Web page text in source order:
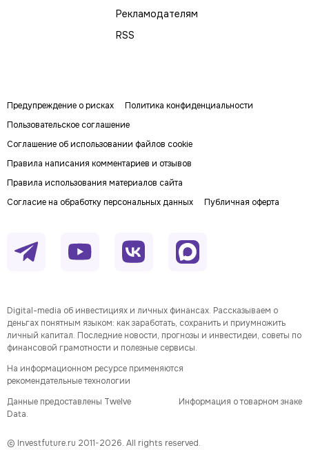
Рекламодателям
RSS
Предупреждение о рисках
Политика конфиденциальности
Пользовательское соглашение
Соглашение об использовании файлов cookie
Правила написания комментариев и отзывов
Правила использования материалов сайта
Согласие на обработку персональных данных
Публичная оферта
Digital-media об инвестициях и личных финансах. Рассказываем о
деньгах понятным языком: как заработать, сохранить и приумножить
личный капитал. Последние новости, прогнозы и инвестидеи, советы по
финансовой грамотности и полезные сервисы.
На информационном ресурсе применяются
рекомендательные технологии
Данные предоставлены Twelve
Data.
Информация о товарном знаке
© Investfuture.ru 2011-2026. All rights reserved.